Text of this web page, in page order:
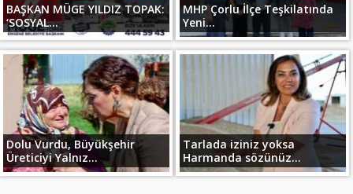
BAŞKAN MÜGE YILDIZ TOPAK:
‘SOSYAL...
MHP Çorlu İlçe Teşkilatında
Yeni...
Dolu Vurdu, Büyükşehir
Üreticiyi Yalnız...
Tarlada iziniz yoksa
Harmanda sözünüz...